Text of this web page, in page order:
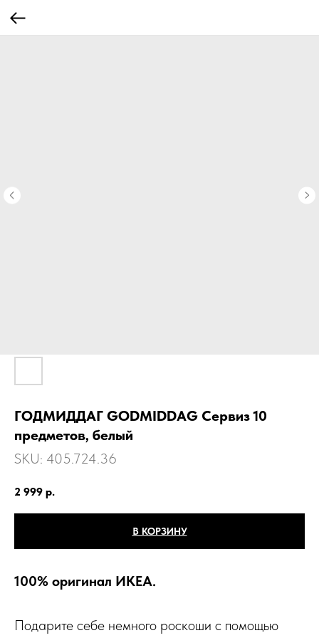
ГОДМИДДАГ GODMIDDAG Сервиз 10
предметов, белый
SKU: 405.724.36
2 999 р.
В КОРЗИНУ
100% оригинал ИКЕА.
Подарите себе немного роскоши с помощью